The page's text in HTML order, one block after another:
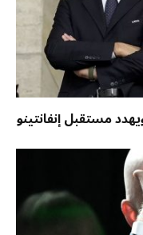
مستقبل إنفانتينو